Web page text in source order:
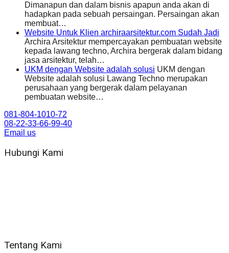
Dimanapun dan dalam bisnis apapun anda akan di
hadapkan pada sebuah persaingan. Persaingan akan
membuat…
Website Untuk Klien archiraarsitektur.com Sudah Jadi
Archira Arsitektur mempercayakan pembuatan website
kepada lawang techno, Archira bergerak dalam bidang
jasa arsitektur, telah…
UKM dengan Website adalah solusi UKM dengan
Website adalah solusi Lawang Techno merupakan
perusahaan yang bergerak dalam pelayanan
pembuatan website…
081-804-1010-72
08-22-33-66-99-40
Email us
Hubungi Kami
Tentang Kami